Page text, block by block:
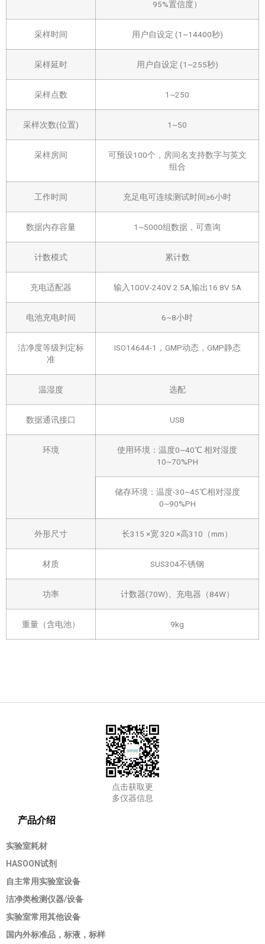
95%置信度）
采样时间 用户自设定 (1~14400秒)
采样延时 用户自设定 (1~255秒)
采样点数 1~250
采样次数(位置) 1~50
采样房间
可预设100个，房间名支持数字与英文
组合
工作时间 充足电可连续测试时间≥6小时
数据内存容量 1~5000组数据，可查询
计数模式 累计数
充电适配器 输入100V-240V 2.5A,输出16.8V 5A
电池充电时间 6~8小时
洁净度等级判定标
准
ISO14644-1，GMP动态，GMP静态
温湿度 选配
数据通讯接口 USB
环境
使用环境：温度0~40℃ 相对湿度
10~70%PH
储存环境：温度-30~45℃相对湿度
0~90%PH
外形尺寸 长315 ×宽 320 ×高310（mm）
材质 SUS304不锈钢
功率 计数器(70W)、充电器（84W）
重量（含电池） 9kg
点击获取更
多仪器信息
产品介绍
实验室耗材
HASOON试剂
自主常用实验室设备
洁净类检测仪器/设备
实验室常用其他设备
国内外标准品，标液，标样